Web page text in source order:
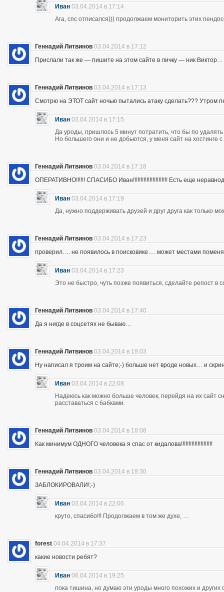
Иван 03.04.2014 в 17:14
Ага, спс отписался))) продолжаем мониторить этих
Геннадий Литвинов 03.04.2014 в 17:12
Прислали так же — пишите на этом сайте в личку — ник Виктор…
Геннадий Литвинов 03.04.2014 в 17:13
Смотрю на ЭТОТ сайт ночью пытались атаку сделать??? Утром
Иван 03.04.2014 в 17:15
Да уроды, пришлось 5 минут потратить, что бы по
Но большего они и не добьются, у меня сайт на хостинге
Геннадий Литвинов 03.04.2014 в 17:18
ОПЕРАТИВНО!!!!!! СПАСИБО Иван!!!!!!!!!!!!!!!!!!!!!!! Есть еще
Иван 03.04.2014 в 17:19
Да, нужно поддерживать друзей и друг друга как только
Геннадий Литвинов 03.04.2014 в 17:23
проверил…. не появилось в поисковике…. может местами
Иван 03.04.2014 в 17:23
Это не быстро, чуть позже появиться, сделайте репост в
Геннадий Литвинов 03.04.2014 в 17:40
Да я нигде в соцсетях не бываю…
Геннадий Литвинов 03.04.2014 в 18:03
Ну написал я троим на сайте;-) больше нет вроде новых… и
Иван 03.04.2014 в 22:08
Надеюсь как можно больше человек, перейдя на их сайт
расставаться с бабками.
Геннадий Литвинов 03.04.2014 в 18:08
Как минимум ОДНОГО человека я спас от кидалова!!!!!!!!!!!!!!!!!!!!!
Геннадий Литвинов 03.04.2014 в 18:30
ЗАБЛОКИРОВАЛИ!;-)
Иван 03.04.2014 в 22:06
круто, спасибо!!! Продолжаем в том же духе, …
forest 04.04.2014 в 17:37
какие новости ребят?
Иван 06.04.2014 в 19:25
пока тишина, но думаю эти уроды много похожих и